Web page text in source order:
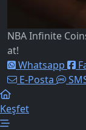
NBA Infinite
at!
Whatsapp
E-Posta
Keşfet